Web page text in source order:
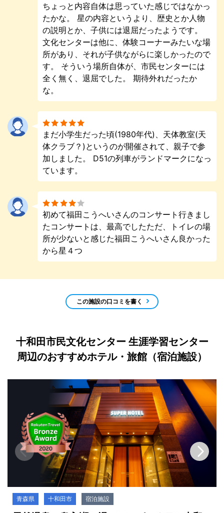
ちょっと内容自体は思っていた感じではなかっ
たかな。 星の内容というより、歴史とか人物
の説明とか、子供には退屈だったようです。
文化センターは他に、体験コーナーみたいな場
所があり、それが子供ながらに楽しかったので
す。 そういう場所自体が、市民センターには
全く無く、退屈でした。 期待外れだったか
な。
まだ小学生だった頃(1980年代)、天体教室(天
体クラブ？)というのが開催されて、親子で参
加しました。 D51の列車がランドマークになっ
ています。
初めて福田こうへいさんのコンサート行きまし
たコンサートは、最高でしたただ、トイレの場
所が少ないと感じた福田こうへいさん良かった
から星４つ
この施設の口コミを書く
十和田市民文化センター 生涯学習センター
周辺のおすすめホテル・旅館（宿泊施設）
青森県 十和田市 宿泊施設